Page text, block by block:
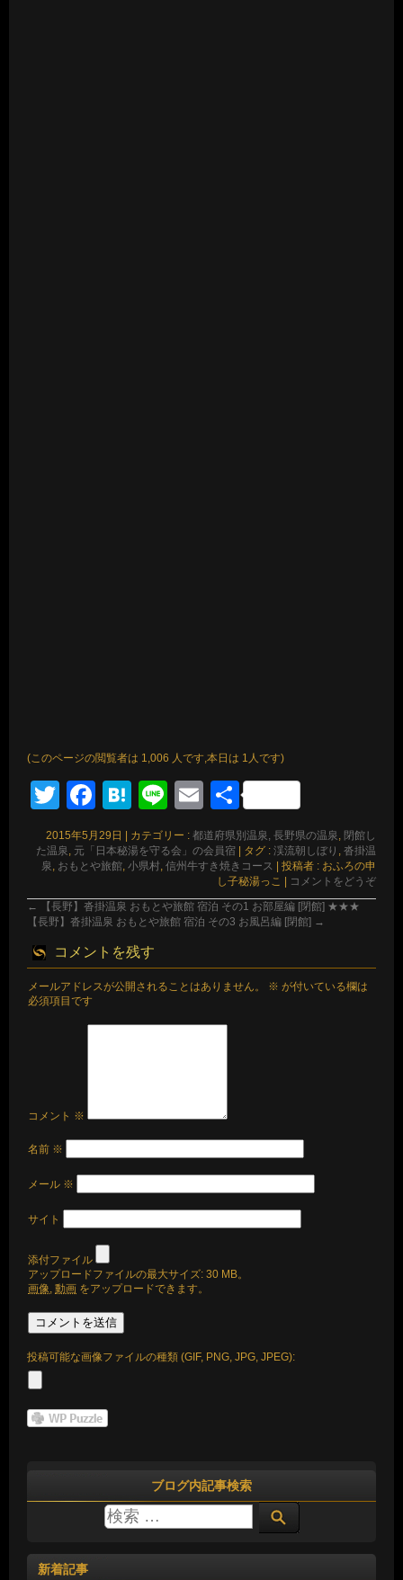
(このページの閲覧者は 1,006 人です,本日は 1人です)
TwitterFacebook
Hatena
LineEmail
共
有
2015年5月29日 カテゴリー : 都道府県別温泉, 長野県の温泉, 閉館し
た温泉, 元「日本秘湯を守る会」の会員宿 タグ : 渓流朝しぼり , 沓掛温
泉, おもとや旅館, 小県村, 信州牛すき焼きコース
投稿者 : おふろの申
し子秘湯っこ
コメントをどうぞ
←
【長野】沓掛温泉 おもとや旅館 宿泊 その1 お部屋編 [閉館] ★★★
【長野】沓掛温泉 おもとや旅館 宿泊 その3 お風呂編 [閉館] →
コメントを残す
メールアドレスが公開されることはありません。 ※ が付いている欄は
必須項目です
コメント ※
名前 ※
メール ※
サイト
添付ファイル
アップロードファイルの最大サイズ: 30 MB。
画像,動画 をアップロードできます。
投稿可能な画像ファイルの種類 (GIF, PNG, JPG, JPEG):
ブログ内記事検索
新着記事